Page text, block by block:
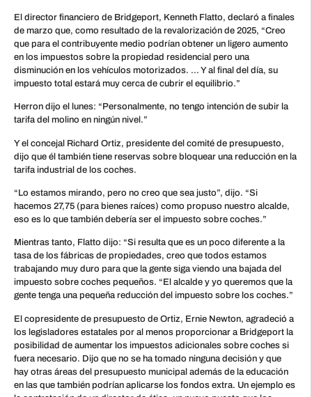
El director financiero de Bridgeport, Kenneth Flatto, declaró a finales
de marzo que, como resultado de la revalorización de 2025, “Creo
que para el contribuyente medio podrían obtener un ligero aumento
en los impuestos sobre la propiedad residencial pero una
disminución en los vehículos motorizados. … Y al final del día, su
impuesto total estará muy cerca de cubrir el equilibrio.”
Herron dijo el lunes: “Personalmente, no tengo intención de subir la
tarifa del molino en ningún nivel.”
Y el concejal Richard Ortiz, presidente del comité de presupuesto,
dijo que él también tiene reservas sobre bloquear una reducción en la
tarifa industrial de los coches.
“Lo estamos mirando, pero no creo que sea justo”, dijo. “Si
hacemos 27,75 (para bienes raíces) como propuso nuestro alcalde,
eso es lo que también debería ser el impuesto sobre coches.”
Mientras tanto, Flatto dijo: “Si resulta que es un poco diferente a la
tasa de los fábricas de propiedades, creo que todos estamos
trabajando muy duro para que la gente siga viendo una bajada del
impuesto sobre coches pequeños. “El alcalde y yo queremos que la
gente tenga una pequeña reducción del impuesto sobre los coches.”
El copresidente de presupuesto de Ortiz, Ernie Newton, agradeció a
los legisladores estatales por al menos proporcionar a Bridgeport la
posibilidad de aumentar los impuestos adicionales sobre coches si
fuera necesario. Dijo que no se ha tomado ninguna decisión y que
hay otras áreas del presupuesto municipal además de la educación
en las que también podrían aplicarse los fondos extra. Un ejemplo es